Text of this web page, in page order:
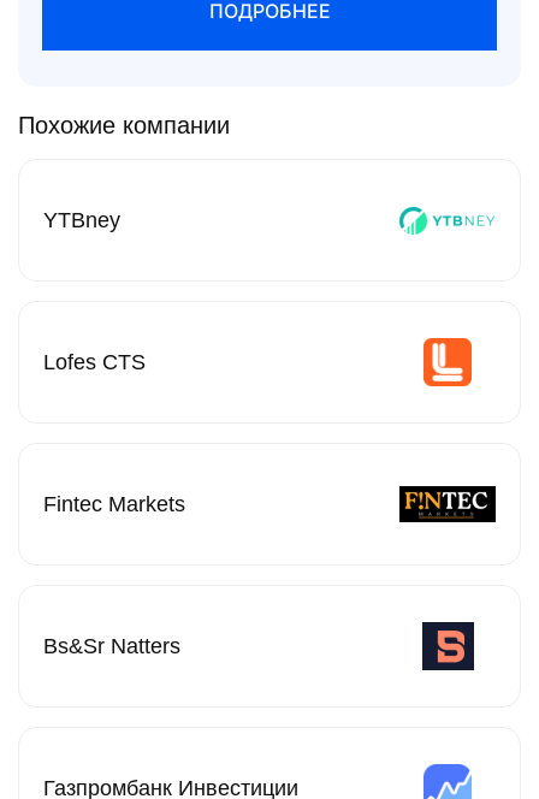
ПОДРОБНЕЕ
Похожие компании
YTBney
Lofes CTS
Fintec Markets
Bs&Sr Natters
Газпромбанк Инвестиции